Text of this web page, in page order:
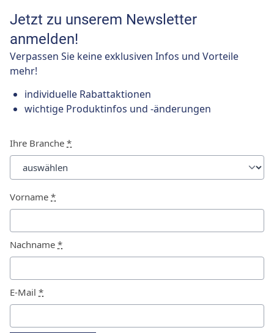
Jetzt zu unserem Newsletter
anmelden!
Verpassen Sie keine exklusiven Infos und Vorteile
mehr!
individuelle Rabattaktionen
wichtige Produktinfos und -änderungen
Ihre Branche *
Vorname *
Nachname *
E-Mail *